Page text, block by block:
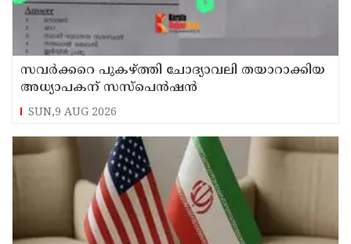
സവര്‍ക്കറെ പുകഴ്ത്തി ചോദ്യാവലി തയാറാക്കിയ
അധ്യാപകന് സസ്‌പെന്‍ഷന്‍
SUN,9 AUG 2026